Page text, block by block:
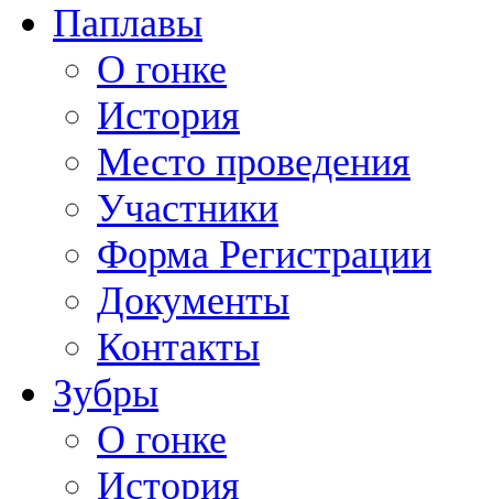
Паплавы
О гонке
История
Место проведения
Участники
Форма Регистрации
Документы
Контакты
Зубры
О гонке
История